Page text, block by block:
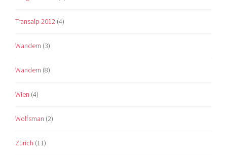
Transalp 2012 (4)
Wandern (3)
Wandern (8)
Wien (4)
Wolfsman (2)
Zürich (11)